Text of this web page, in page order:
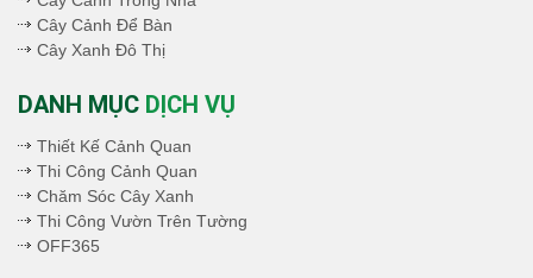
Cây Cảnh Để Bàn
Cây Xanh Đô Thị
DANH MỤC DỊCH VỤ
Thiết Kế Cảnh Quan
Thi Công Cảnh Quan
Chăm Sóc Cây Xanh
Thi Công Vườn Trên Tường
OFF365